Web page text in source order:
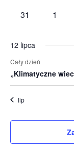
0
31
0
1
12 lipca
Cały dzień
„Klimatyczne
lip